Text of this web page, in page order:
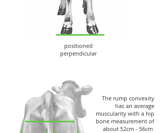
Hooves are
positioned
perpendicular
The rump convexity
has an average
muscularity with a hip
bone measurement of
about 52cm - 56cm